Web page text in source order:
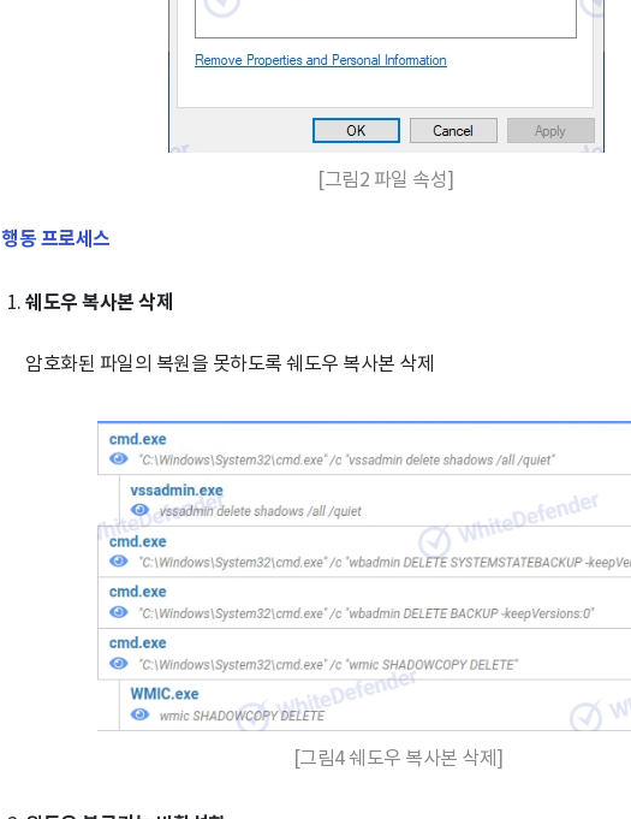
[그림2 파일 속성]
행동 프로세스
쉐도우 복사본 삭제
암호화된 파일의 복원을 못하도록 쉐도우 복사본 삭제
[그림4 쉐도우 복사본 삭제]